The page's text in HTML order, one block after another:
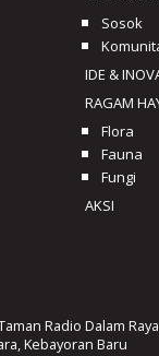
Sosok
IDE &
RAGAM
Flora
Fauna
Fungi
AKSI
Radio Dalam
Kebayoran Baru